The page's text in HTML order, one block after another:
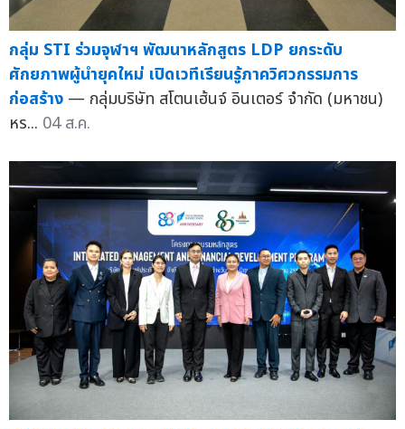
กลุ่ม STI ร่วมจุฬาฯ พัฒนาหลักสูตร LDP ยกระดับ
ศักยภาพผู้นำยุคใหม่ เปิดเวทีเรียนรู้ภาควิศวกรรมการ
ก่อสร้าง — กลุ่มบริษัท สโตนเฮ้นจ์ อินเตอร์ จำกัด (มหาชน)
หร... 04 ส.ค.